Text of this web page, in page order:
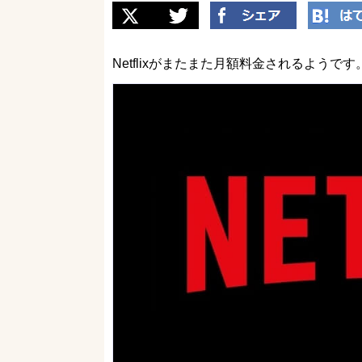
Netflixがまたまた月額料金されるようです